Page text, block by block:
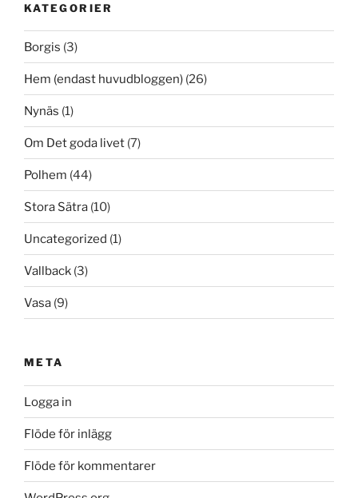
KATEGORIER
Borgis (3)
Hem (endast huvudbloggen) (26)
Nynäs (1)
Om Det goda livet (7)
Polhem (44)
Stora Sätra (10)
Uncategorized (1)
Vallback (3)
Vasa (9)
META
Logga in
Flöde för inlägg
Flöde för kommentarer